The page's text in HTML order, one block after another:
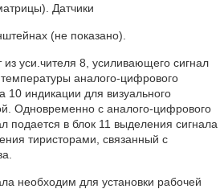
Датчики
(не показано).
из уси.чителя 8, усиливающего сигнал
аналого-цифрового
10 индикации для визуального
Одновременно с аналого-цифрового
подается в блок 11 выделения сигнала
тиристорами, связанный с
необходим для установки рабочей